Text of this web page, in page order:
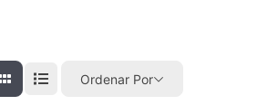
Ordenar Por